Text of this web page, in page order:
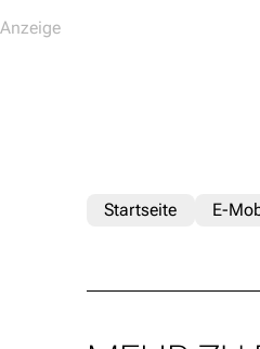
Startseite E-